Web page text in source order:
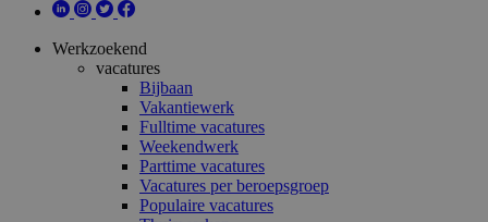
Werkzoekend
vacatures
Bijbaan
Vakantiewerk
Fulltime vacatures
Weekendwerk
Parttime vacatures
Vacatures per beroepsgroep
Populaire vacatures